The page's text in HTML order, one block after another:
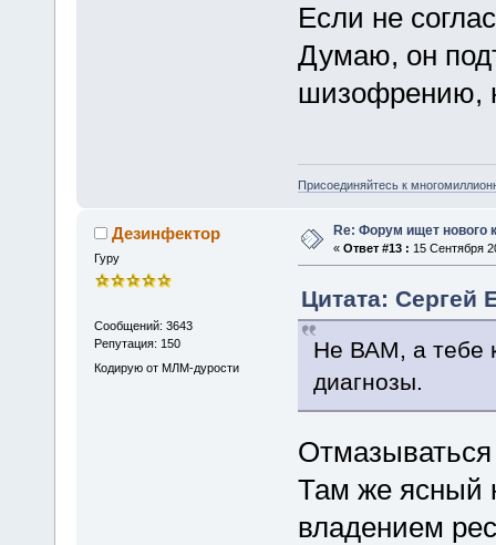
Если не
Думаю, он
шизофрению,
Присоединяйтесь к
Дезинфектор
Гуру
Сообщений: 3643
Репутация: 150
Кодирую от МЛМ-дурости
Re: Форум ищет нового
« Ответ #13 : 15 Сентября
Цитата: Сергей
Не ВАМ, а тебе
диагнозы.
Там же ясный
владением